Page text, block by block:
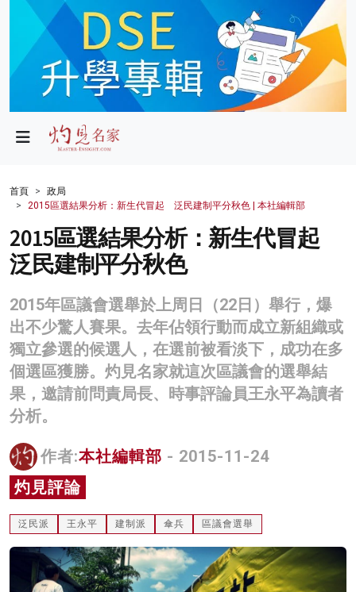
政局
財經
健康
商業
科技
影片
名家榜
灼見活動
關於我們
首頁
政局
2015區選結果分析：新生代冒起 泛民建制平分秋色 | 本社編輯部
2015區選結果分析：新生代冒起
泛民建制平分秋色
2015年區議會選舉於上周日（22日）舉行，爆
出不少驚人賽果。去年佔領行動而成立新組織或
獨立參選的候選人，在選前被看淡下，成功在多
個選區獲勝。灼見名家就這次區議會的選舉結
果，邀請前問責局長、時事評論員王永平為讀者
分析。
作者:本社編輯部 - 2015-11-24
灼見評論
泛民派 王永平 建制派 傘兵 區議會選舉